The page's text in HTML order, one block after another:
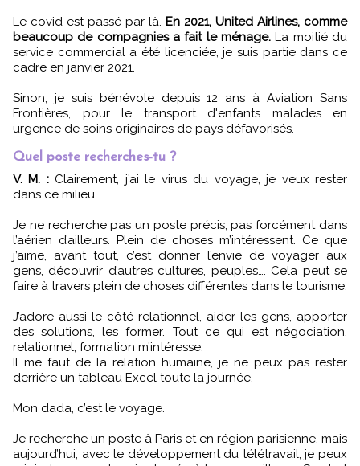
Le covid est passé par là. En 2021, United Airlines, comme
beaucoup de compagnies a fait le ménage. La moitié du
service commercial a été licenciée, je suis partie dans ce
cadre en janvier 2021.
Sinon, je suis bénévole depuis 12 ans à Aviation Sans
Frontières, pour le transport d'enfants malades en
urgence de soins originaires de pays défavorisés.
Quel poste recherches-tu ?
V. M. :Clairement, j’ai le virus du voyage, je veux rester
dans ce milieu.
Je ne recherche pas un poste précis, pas forcément dans
l’aérien d’ailleurs. Plein de choses m’intéressent. Ce que
j’aime, avant tout, c’est donner l’envie de voyager aux
gens, découvrir d’autres cultures, peuples…. Cela peut se
faire à travers plein de choses différentes dans le tourisme.
J’adore aussi le côté relationnel, aider les gens, apporter
des solutions, les former. Tout ce qui est négociation,
relationnel, formation m’intéresse.
Il me faut de la relation humaine, je ne peux pas rester
derrière un tableau Excel toute la journée.
Mon dada, c’est le voyage.
Je recherche un poste à Paris et en région parisienne, mais
aujourd’hui, avec le développement du télétravail, je peux